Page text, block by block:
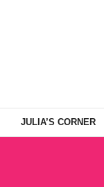
JULIA’S CORNER